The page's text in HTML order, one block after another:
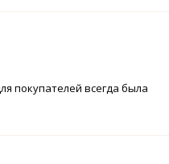
покупателей всегда была